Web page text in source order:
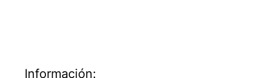
Información: